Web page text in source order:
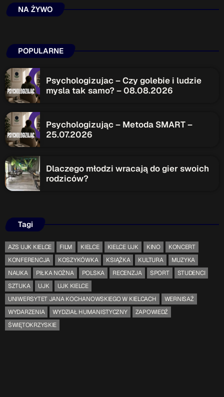
NA ŻYWO
POPULARNE
Psychologizujac – Czy golebie i ludzie
mysla tak samo? – 08.08.2026
Psychologizując – Metoda SMART –
25.07.2026
Dlaczego młodzi wracają do gier swoich
rodziców?
Tagi
AZS UJK KIELCE FILM KIELCE KIELCE UJK KINO
KONCERT
KONFERENCJA
KOSZYKÓWKA KSIĄŻKA KULTURA
MUZYKA
NAUKA
PIŁKA NOŻNA POLSKA RECENZJA SPORT
STUDENCI
SZTUKA
UJK
UJK KIELCE
UNIWERSYTET JANA KOCHANOWSKIEGO W KIELCACH
WERNISAŻ
WYDARZENIA
WYDZIAŁ HUMANISTYCZNY
ZAPOWIEDŹ
ŚWIĘTOKRZYSKIE